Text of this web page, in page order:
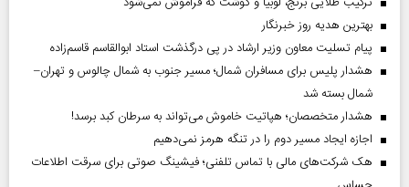
بهترین هدیه روز خبرنگار
پیام تسلیت معاون وزیر ارشاد در پی درگذشت استاد ابوالقاسم قاسم‌زاده
هشدار پلیس برای مسافران شمال؛ مسیر جنوب به شمال چالوس و تهران–
شمال بسته شد
هشدار متخصصان؛ هپاتیت خاموش می‌تواند به سرطان کبد برسد!
اجازه ایجاد مسیر دوم را در تنگه هرمز نمی‌دهیم
هک شرکت‌های مالی با تماس تلفنی؛ فیشینگ صوتی برای سرقت اطلاعات